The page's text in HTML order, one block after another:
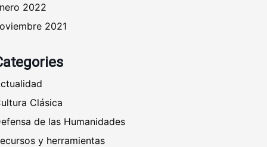
2022
2021
Clásica
de las Humanidades
y herramientas